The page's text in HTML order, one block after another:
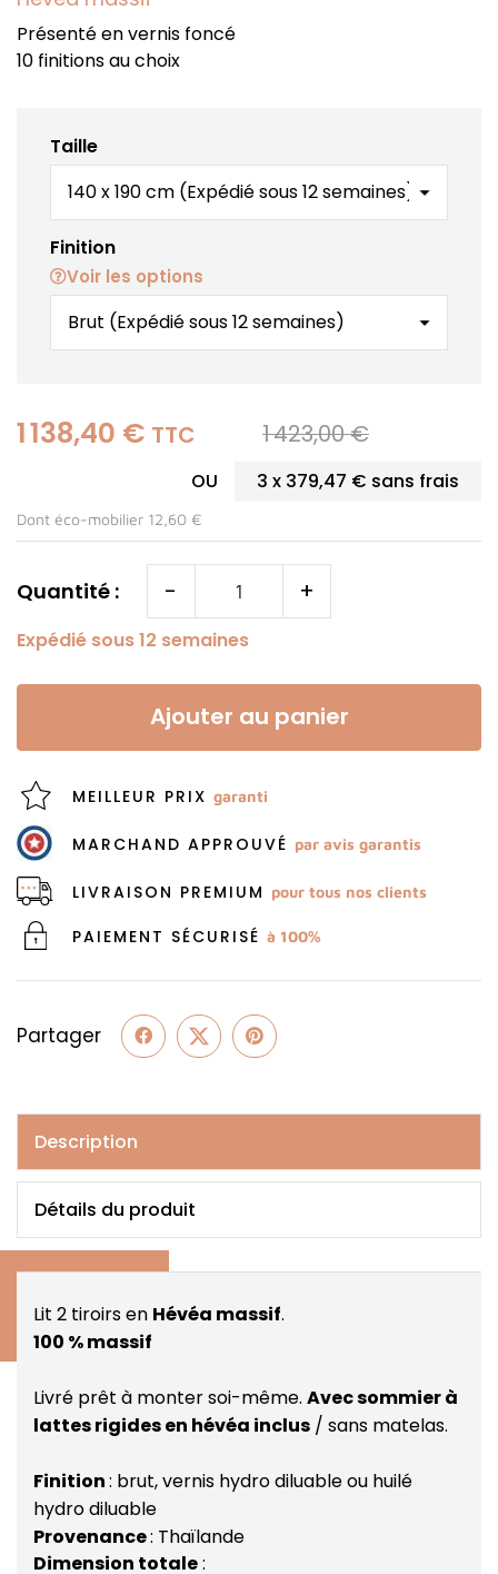
Présenté en vernis foncé
10 finitions au choix
Taille
Finition
Voir les options
1 138,40 € TTC 1 423,00 €
OU 3 x 379,47 € sans frais
Dont éco-mobilier 12,60 €
Quantité : - +
Expédié sous 12 semaines
Ajouter au panier
MEILLEUR PRIX garanti
MARCHAND APPROUVÉ par avis garantis
LIVRAISON PREMIUM pour tous nos clients
PAIEMENT SÉCURISÉ à 100%
Partager
Description
Lit 2 tiroirs en Hévéa massif.
100 % massif
Livré prêt à monter soi-même. Avec sommier à
lattes rigides en hévéa inclus/ sans matelas.
Finition: brut, vernis hydro diluable ou huilé
hydro diluable
Provenance: Thaïlande
Dimension totale:
Détails du produit